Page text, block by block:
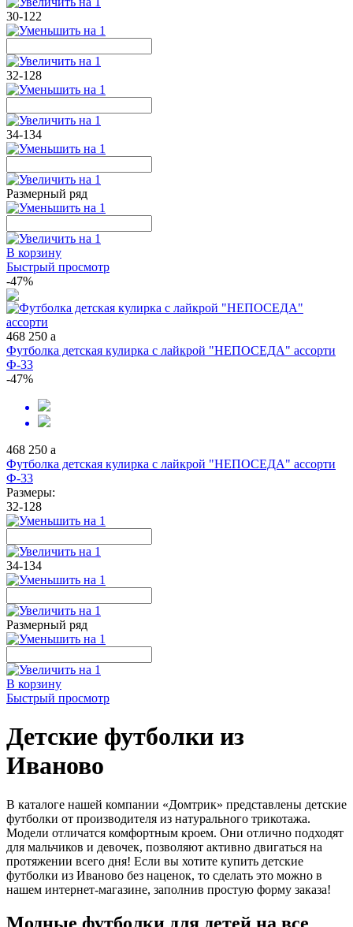
30-122
32-128
34-134
Размерный ряд
В корзину
Быстрый просмотр
-47%
468 250 a
Футболка детская кулирка с лайкрой "НЕПОСЕДА" ассорти
Ф-33
-47%
468 250 a
Футболка детская кулирка с лайкрой "НЕПОСЕДА" ассорти
Ф-33
Размеры:
32-128
34-134
Размерный ряд
В корзину
Быстрый просмотр
Детские футболки из
Иваново
В каталоге нашей компании «Домтрик» представлены детские
футболки от производителя из натурального трикотажа.
Модели отличатся комфортным кроем. Они отлично подходят
для мальчиков и девочек, позволяют активно двигаться на
протяжении всего дня! Если вы хотите купить детские
футболки из Иваново без наценок, то сделать это можно в
нашем интернет-магазине, заполнив простую форму заказа!
Модные футболки для детей на все